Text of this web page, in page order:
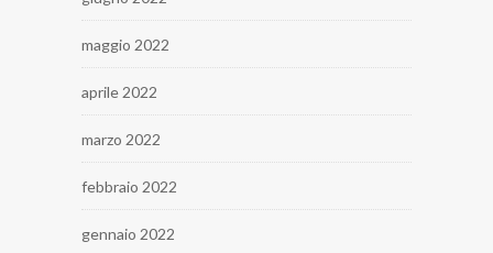
maggio 2022
aprile 2022
marzo 2022
febbraio 2022
gennaio 2022